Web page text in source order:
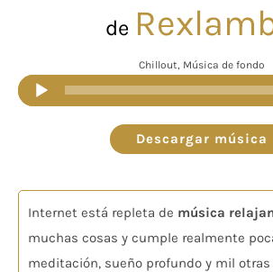
de
Chillout, Música de fondo
de
audio
Descargar música
Internet está repleta de música
muchas cosas y cumple realmente
meditación, sueño profundo y mil